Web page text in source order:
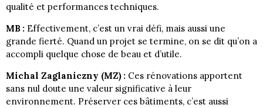
qualité et performances techniques.
MB : Effectivement, c’est un vrai défi, mais aussi une
grande fierté. Quand un projet se termine, on se dit qu’on a
accompli quelque chose de beau et d’utile.
Michal Zaglaniczny (MZ) : Ces rénovations apportent
sans nul doute une valeur significative à leur
environnement. Préserver ces bâtiments, c’est aussi